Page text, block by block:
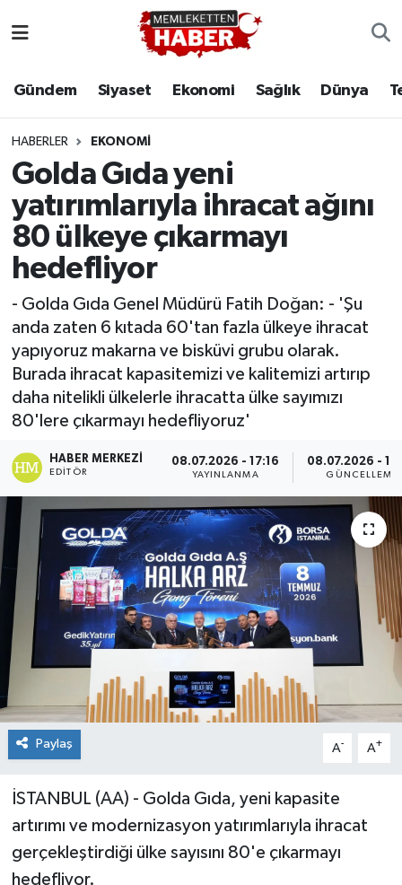
Gündem Siyaset Ekonomi Sağlık Dünya
HABERLER EKONOMI
Golda Gıda yeni
yatırımlarıyla ihracat ağını
80 ülkeye çıkarmayı
hedefliyor
- Golda Gıda Genel Müdürü Fatih Doğan: - 'Şu
anda zaten 6 kıtada 60'tan fazla ülkeye ihracat
yapıyoruz makarna ve bisküvi grubu olarak.
Burada ihracat kapasitemizi ve kalitemizi artırıp
daha nitelikli ülkelerle ihracatta ülke sayımızı
80'lere çıkarmayı hedefliyoruz'
HABER MERKEZI
EDITÖR
08.07.2026 - 17:16
YAYINLANMA
08.07.2026 -
GÜNCELLEME
Paylaş A- A+
İSTANBUL (AA) - Golda Gıda, yeni kapasite
artırımı ve modernizasyon yatırımlarıyla ihracat
gerçekleştirdiği ülke sayısını 80'e çıkarmayı
hedefliyor.